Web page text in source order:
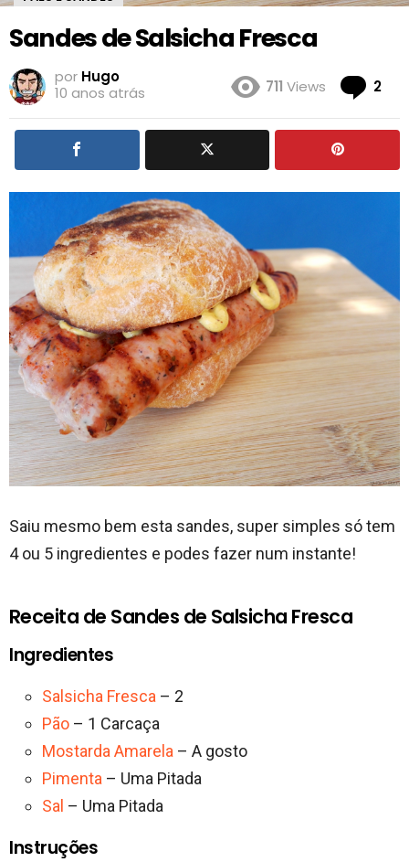
Sandes de Salsicha Fresca
por Hugo
10 anos atrás
711 Views 2
Saiu mesmo bem esta sandes, super simples só tem
4 ou 5 ingredientes e podes fazer num instante!
Receita de Sandes de Salsicha Fresca
Ingredientes
Salsicha Fresca – 2
Pão – 1 Carcaça
Mostarda Amarela – A gosto
Pimenta – Uma Pitada
Sal – Uma Pitada
Instruções